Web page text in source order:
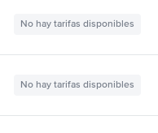
No hay tarifas disponibles
No hay tarifas disponibles